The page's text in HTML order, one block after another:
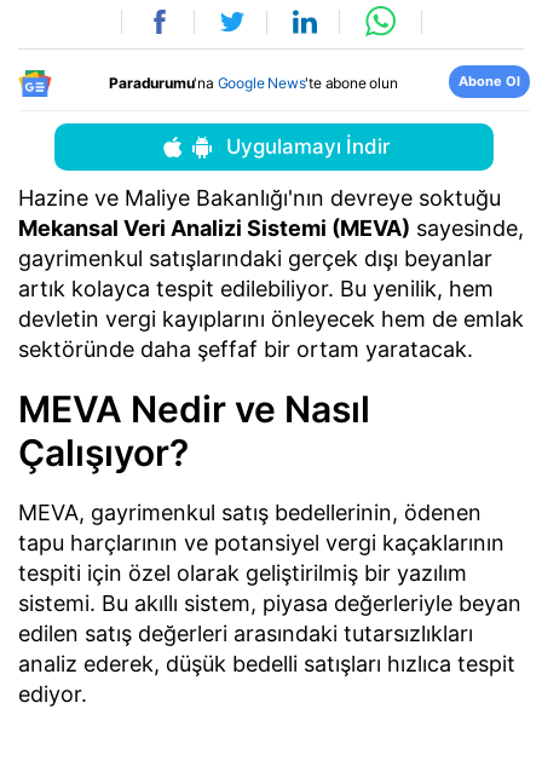
Paradurumu'na Google News'te abone olun Abone Ol
Uygulamayı İndir
Hazine ve Maliye Bakanlığı'nın devreye soktuğu
Mekansal Veri Analizi Sistemi (MEVA) sayesinde,
gayrimenkul satışlarındaki gerçek dışı beyanlar
artık kolayca tespit edilebiliyor. Bu yenilik, hem
devletin vergi kayıplarını önleyecek hem de emlak
sektöründe daha şeffaf bir ortam yaratacak.
MEVA Nedir ve Nasıl
Çalışıyor?
MEVA, gayrimenkul satış bedellerinin, ödenen
tapu harçlarının ve potansiyel vergi kaçaklarının
tespiti için özel olarak geliştirilmiş bir yazılım
sistemi. Bu akıllı sistem, piyasa değerleriyle beyan
edilen satış değerleri arasındaki tutarsızlıkları
analiz ederek, düşük bedelli satışları hızlıca tespit
ediyor.